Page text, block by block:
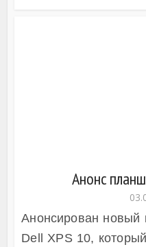
Анонс
Анонсирован новый
Dell XPS 10,